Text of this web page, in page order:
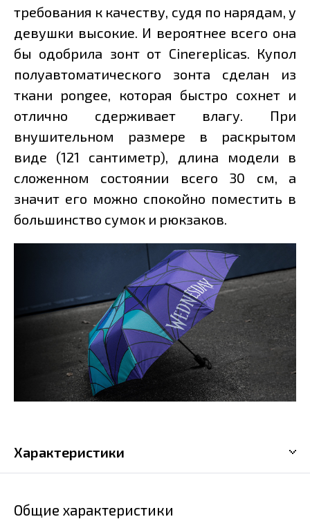
требования к качеству, судя по нарядам, у
девушки высокие. И вероятнее всего она
бы одобрила зонт от Cinereplicas. Купол
полуавтоматического зонта сделан из
ткани pongee, которая быстро сохнет и
отлично сдерживает влагу. При
внушительном размере в раскрытом
виде (121 сантиметр), длина модели в
сложенном состоянии всего 30 см, а
значит его можно спокойно поместить в
большинство сумок и рюкзаков.
Характеристики
Общие характеристики